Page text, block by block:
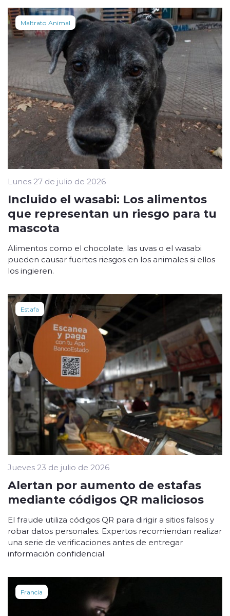
Maltrato Animal
Lunes 27 de julio de 2026
Incluido el wasabi: Los alimentos
que representan un riesgo para tu
mascota
Alimentos como el chocolate, las uvas o el wasabi
pueden causar fuertes riesgos en los animales si ellos
los ingieren.
Estafa
Jueves 23 de julio de 2026
Alertan por aumento de estafas
mediante códigos QR maliciosos
El fraude utiliza códigos QR para dirigir a sitios falsos y
robar datos personales. Expertos recomiendan realizar
una serie de verificaciones antes de entregar
información confidencial.
Francia